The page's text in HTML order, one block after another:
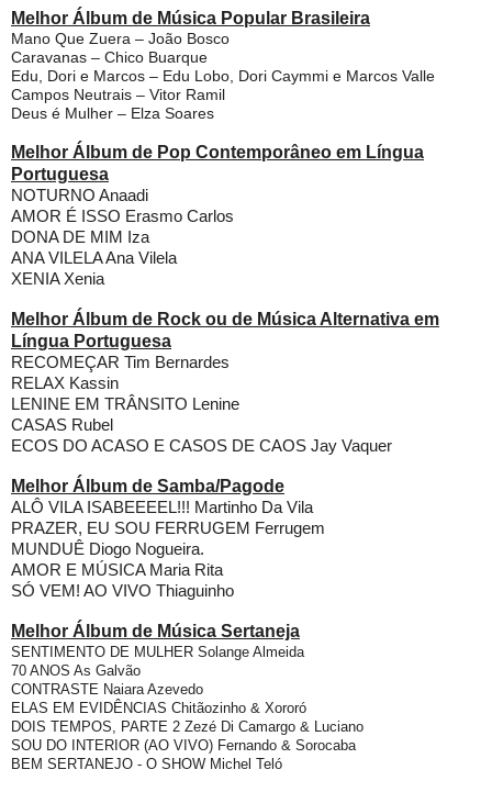
Melhor Álbum de Música Popular Brasileira
Mano Que Zuera – João Bosco
Caravanas – Chico Buarque
Edu, Dori e Marcos – Edu Lobo, Dori Caymmi e Marcos Valle
Campos Neutrais – Vitor Ramil
Deus é Mulher – Elza Soares
Melhor Álbum de Pop Contemporâneo em Língua
Portuguesa
NOTURNO Anaadi
AMOR É ISSO Erasmo Carlos
DONA DE MIM Iza
ANA VILELA Ana Vilela
XENIA Xenia
Melhor Álbum de Rock ou de Música Alternativa em
Língua Portuguesa
RECOMEÇAR Tim Bernardes
RELAX Kassin
LENINE EM TRÂNSITO Lenine
CASAS Rubel
ECOS DO ACASO E CASOS DE CAOS Jay Vaquer
Melhor Álbum de Samba/Pagode
ALÔ VILA ISABEEEEL!!! Martinho Da Vila
PRAZER, EU SOU FERRUGEM Ferrugem
MUNDUÊ Diogo Nogueira.
AMOR E MÚSICA Maria Rita
SÓ VEM! AO VIVO Thiaguinho
Melhor Álbum de Música Sertaneja
SENTIMENTO DE MULHER Solange Almeida
70 ANOS As Galvão
CONTRASTE Naiara Azevedo
ELAS EM EVIDÊNCIAS Chitãozinho & Xororó
DOIS TEMPOS, PARTE 2 Zezé Di Camargo & Luciano
SOU DO INTERIOR (AO VIVO) Fernando & Sorocaba
BEM SERTANEJO - O SHOW Michel Teló